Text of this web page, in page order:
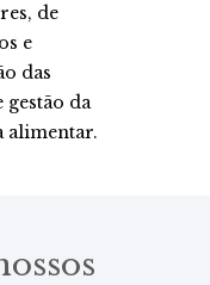
de
e
das
da
alimentar.